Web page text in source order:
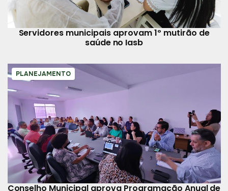
Servidores municipais aprovam 1º mutirão de
saúde no Iasb
PLANEJAMENTO
Conselho Municipal aprova Programação Anual de